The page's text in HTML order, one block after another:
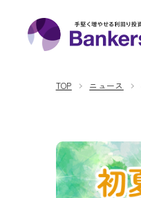
TOP ニュース